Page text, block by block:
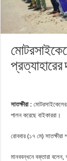
প্রত্যাহারের
সাতক্ষীরা : মোটরসাইকেলের
পালন করেছে বাইকাররা।
রোববার (১৭ মে)
মানববন্ধনে বক্তারা